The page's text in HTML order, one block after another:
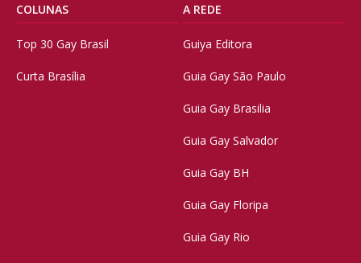
COLUNAS
Top 30 Gay Brasil
Curta Brasília
A REDE
Guiya Editora
Guia Gay São Paulo
Guia Gay Brasilia
Guia Gay Salvador
Guia Gay BH
Guia Gay Floripa
Guia Gay Rio